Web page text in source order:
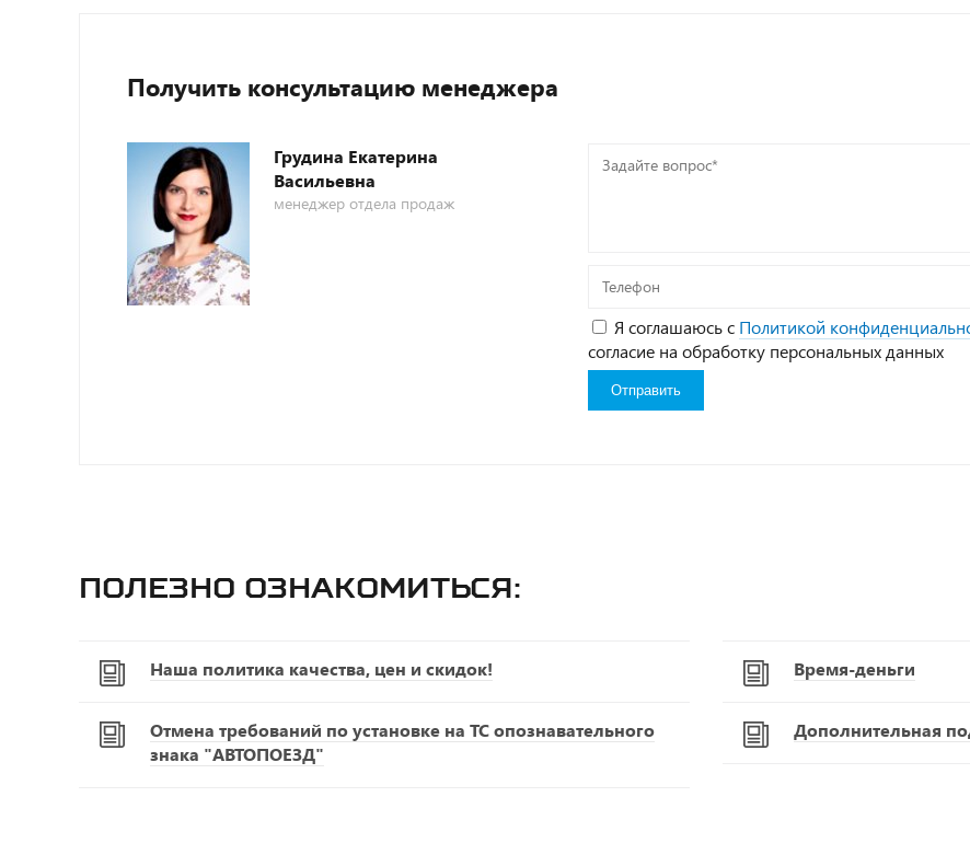
Получить консультацию менеджера
Грудина Екатерина
Васильевна
менеджер отдела продаж
Задайте
Телефон
Я соглашаюсь с Политикой
согласие на обработку персональных данных
Полезно ознакомиться:
Наша политика качества, цен и скидок! Время-деньги
Отмена требований по установке на ТС опознавательного
знака "АВТОПОЕЗД"
Дополнительная